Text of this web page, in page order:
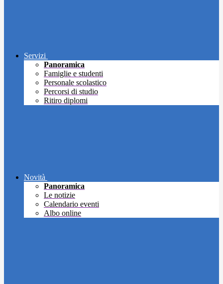
Servizi
Panoramica
Famiglie e studenti
Personale scolastico
Percorsi di studio
Ritiro diplomi
Novità
Panoramica
Le notizie
Calendario eventi
Albo online